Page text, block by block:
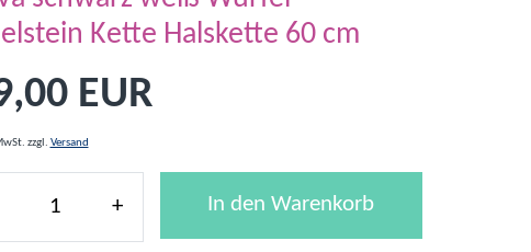
Kette Halskette 60 cm
EUR
zzgl. Versand
+ In den Warenkorb